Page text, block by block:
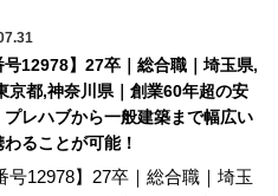
号12978】27卒｜総合職｜埼玉県,
京都,神奈川県｜創業60年超の安
プレハブから一般建築まで幅広い
ることが可能！
号12978】27卒｜総合職｜埼玉